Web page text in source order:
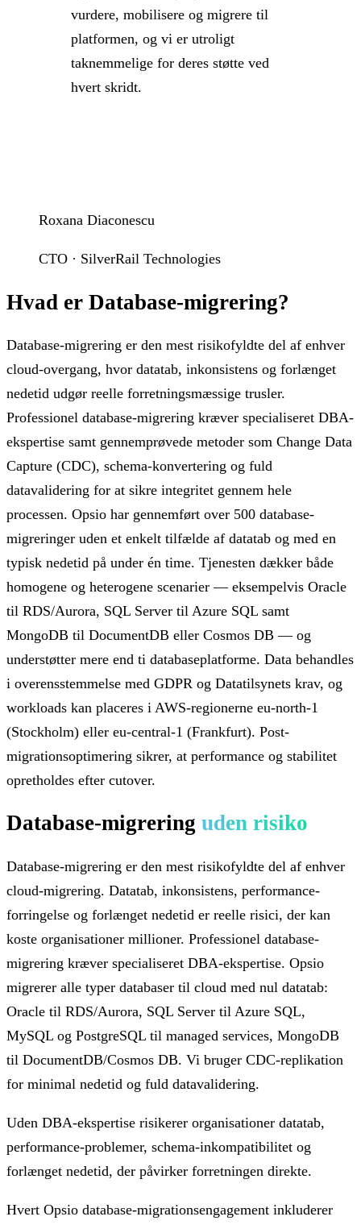
vurdere, mobilisere og migrere til
platformen, og vi er utroligt
taknemmelige for deres støtte ved
hvert skridt.
Roxana Diaconescu
CTO · SilverRail Technologies
Hvad er Database-migrering?
Database-migrering er den mest risikofyldte del af enhver
cloud-overgang, hvor datatab, inkonsistens og forlænget
nedetid udgør reelle forretningsmæssige trusler.
Professionel database-migrering kræver specialiseret DBA-
ekspertise samt gennemprøvede metoder som Change Data
Capture (CDC), schema-konvertering og fuld
datavalidering for at sikre integritet gennem hele
processen. Opsio har gennemført over 500 database-
migreringer uden et enkelt tilfælde af datatab og med en
typisk nedetid på under én time. Tjenesten dækker både
homogene og heterogene scenarier — eksempelvis Oracle
til RDS/Aurora, SQL Server til Azure SQL samt
MongoDB til DocumentDB eller Cosmos DB — og
understøtter mere end ti databaseplatforme. Data behandles
i overensstemmelse med GDPR og Datatilsynets krav, og
workloads kan placeres i AWS-regionerne eu-north-1
(Stockholm) eller eu-central-1 (Frankfurt). Post-
migrationsoptimering sikrer, at performance og stabilitet
opretholdes efter cutover.
Database-migrering uden risiko
Database-migrering er den mest risikofyldte del af enhver
cloud-migrering. Datatab, inkonsistens, performance-
forringelse og forlænget nedetid er reelle risici, der kan
koste organisationer millioner. Professionel database-
migrering kræver specialiseret DBA-ekspertise. Opsio
migrerer alle typer databaser til cloud med nul datatab:
Oracle til RDS/Aurora, SQL Server til Azure SQL,
MySQL og PostgreSQL til managed services, MongoDB
til DocumentDB/Cosmos DB. Vi bruger CDC-replikation
for minimal nedetid og fuld datavalidering.
Uden DBA-ekspertise risikerer organisationer datatab,
performance-problemer, schema-inkompatibilitet og
forlænget nedetid, der påvirker forretningen direkte.
Hvert Opsio database-migrationsengagement inkluderer